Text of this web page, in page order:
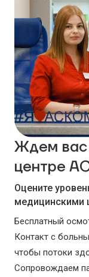
Ждем вас
центре
Оцените
медицинскими
Бесплатный
Контакт с
чтобы потоки
Сопровождаем